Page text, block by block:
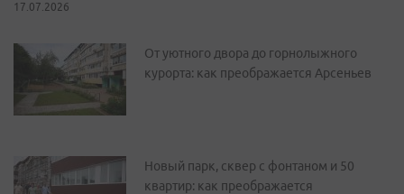
17.07.2026
От уютного двора до горнолыжного
курорта: как преображается Арсеньев
Новый парк, сквер с фонтаном и 50
квартир: как преображается